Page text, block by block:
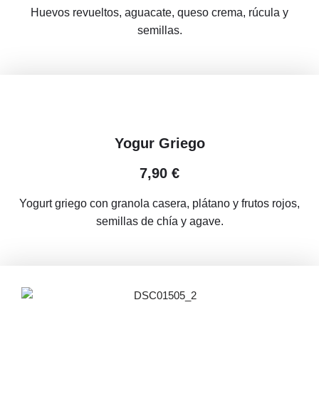
Huevos revueltos, aguacate, queso crema, rúcula y
semillas.
Yogur Griego
7,90 €
Yogurt griego con granola casera, plátano y frutos rojos,
semillas de chía y agave.